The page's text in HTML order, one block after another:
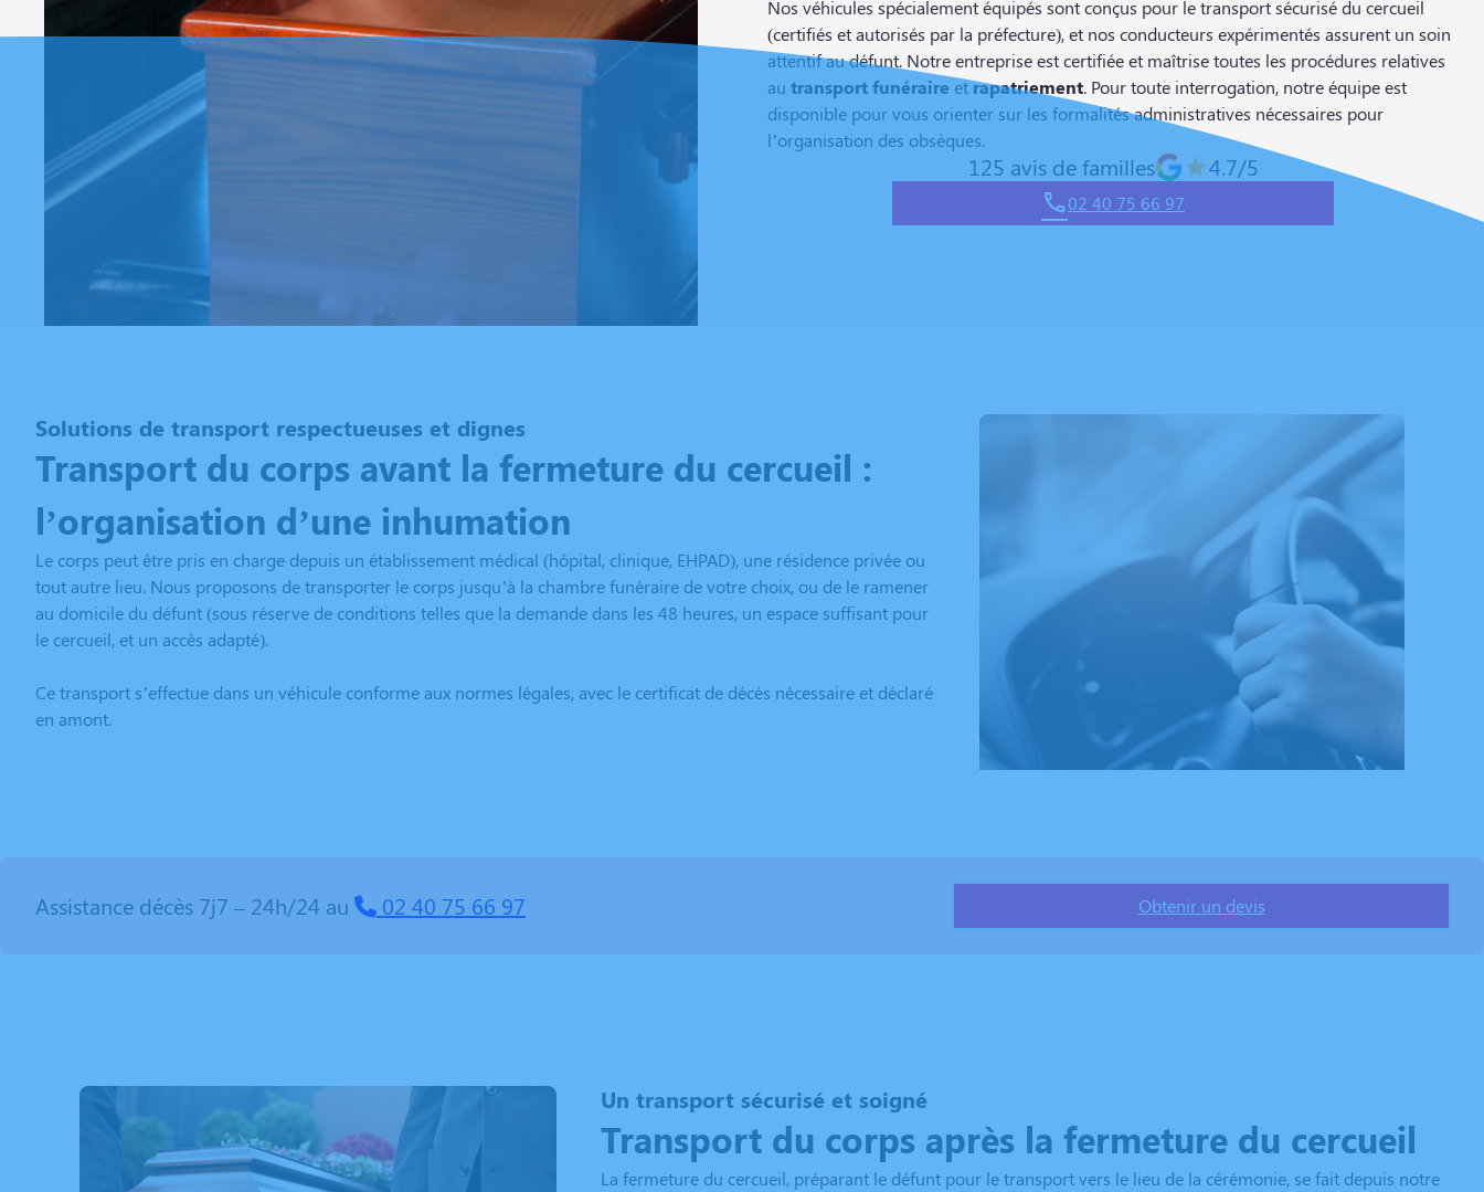
Nos véhicules spécialement équipés sont conçus pour le transport sécurisé du cercueil
(certifiés et autorisés par la préfecture), et nos conducteurs expérimentés assurent un soin
attentif au défunt. Notre entreprise est certifiée et maîtrise toutes les procédures relatives
au transport funéraire etrapatriement. Pour toute interrogation, notre équipe est
disponible pour vous orienter sur les formalités administratives nécessaires pour
l’organisation des obsèques.
125 avis de familles 4.7/5
02 40 75 66 97
Solutions de transport respectueuses et dignes
Transport du corps avant la fermeture du cercueil :
l’organisation d’une inhumation
Le corps peut être pris en charge depuis un établissement médical (hôpital, clinique, EHPAD), une résidence privée ou
tout autre lieu. Nous proposons de transporter le corps jusqu’à la chambre funéraire de votre choix, ou de le ramener
au domicile du défunt (sous réserve de conditions telles que la demande dans les 48 heures, un espace suffisant pour
le cercueil, et un accès adapté).
Ce transport s’effectue dans un véhicule conforme aux normes légales, avec le certificat de décès nécessaire et déclaré
en amont.
Assistance décès 7j7 – 24h/24 au 02 40 75 66 97 Obtenir un devis
Un transport sécurisé et soigné
Transport du corps après la fermeture du cercueil
La fermeture du cercueil, préparant le défunt pour le transport vers le lieu de la cérémonie, se fait depuis notre